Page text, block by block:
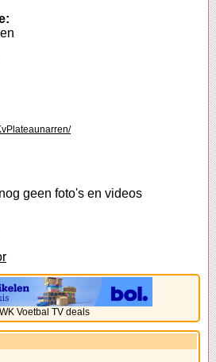
geen foto's en videos